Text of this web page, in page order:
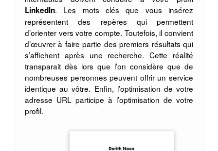
LinkedIn. Les mots clés que vous insérez
représentent des repères qui permettent
d’orienter vers votre compte. Toutefois, il convient
d’œuvrer à faire partie des premiers résultats qui
s’affichent après une recherche. Cette réalité
transparait dès lors que l’on considère que de
nombreuses personnes peuvent offrir un service
identique au vôtre. Enfin, l’optimisation de votre
adresse URL participe à l’optimisation de votre
profil.